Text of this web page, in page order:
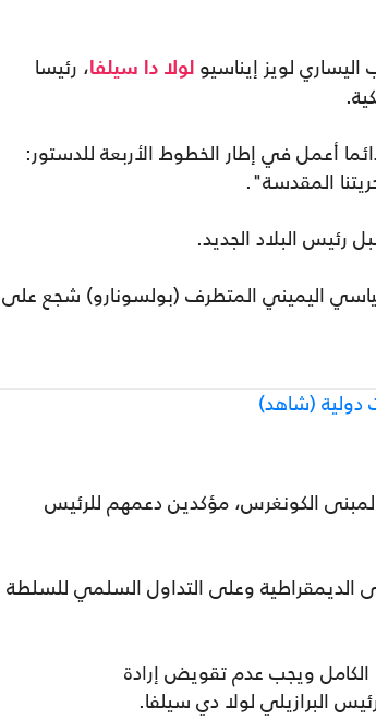
لويز إيناسيو لولا دا سيلفا، رئيسا
أعمل في إطار الخطوط الأربعة للدستور:
المقدسة".
رئيس البلاد الجديد.
اليميني المتطرف (بولسونارو) شجع على
دولية (شاهد)
لمبنى الكونغرس، مؤكدين دعمهم للرئيس
الديمقراطية وعلى التداول السلمي للسلطة
الكامل ويجب عدم تقويض إرادة
البرازيلي لولا دي سيلفا.